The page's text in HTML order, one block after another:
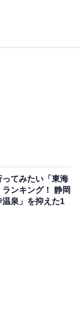
「桜井総合公
っくり入れま
「身体の治療
います」（50
地に指定され
てみたい「東海
ンキング！ 静岡
温泉」を抑えた1